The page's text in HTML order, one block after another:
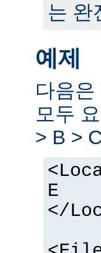
는 완
예제
다음
모두
> B >
E
</